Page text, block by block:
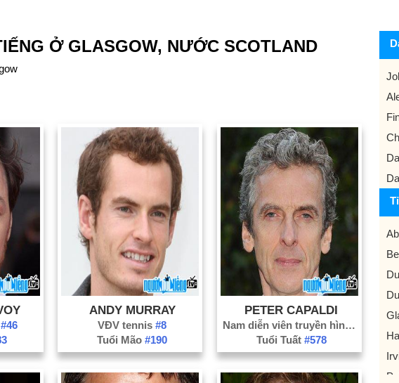
Ở GLASGOW, NƯỚC SCOTLAND
#46
ANDY MURRAY
VĐV tennis#8
Tuổi Mão#190
PETER CAPALDI
Nam diễn viên truyền hình#151
Tuổi Tuất #578